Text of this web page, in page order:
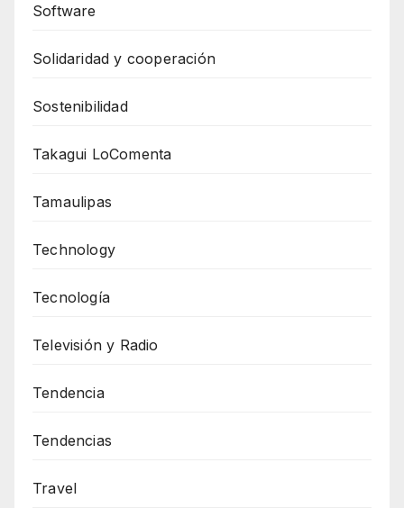
Software
Solidaridad y cooperación
Sostenibilidad
Takagui LoComenta
Tamaulipas
Technology
Tecnología
Televisión y Radio
Tendencia
Tendencias
Travel